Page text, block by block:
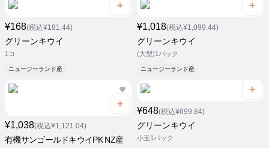
¥168(税込¥181.44)
グリーンキウイ
1コ
ニュージーランド産
¥1,018(税込¥1,099.44)
グリーンキウイ
(大型)1パック
ニュージーランド産
¥1,038(税込¥1,121.04)
有機サンゴールドキウイPK NZ産
¥648(税込¥699.84)
グリーンキウイ
小玉1パック